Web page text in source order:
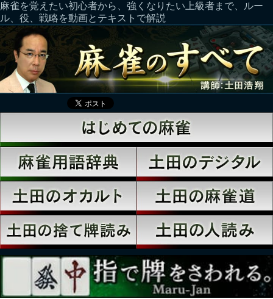
麻雀を覚えたい初心者から、強くなりたい上級者まで、ルー
ル、役、戦略を動画とテキストで解説